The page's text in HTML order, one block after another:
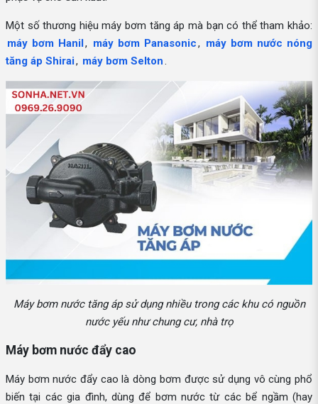
Một số thương hiệu máy bơm tăng áp mà bạn có thể tham khảo:
máy bơm Hanil, máy bơm Panasonic, máy bơm nước nóng
tăng áp Shirai, máy bơm Selton.
Máy bơm nước tăng áp sử dụng nhiều trong các khu có nguồn
nước yếu như chung cư, nhà trọ
Máy bơm nước đẩy cao
Máy bơm nước đẩy cao là dòng bơm được sử dụng vô cùng phổ
biến tại các gia đình, dùng để bơm nước từ các bể ngầm (hay